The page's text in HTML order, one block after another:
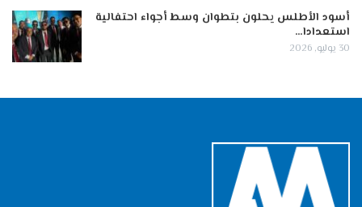
أسود الأطلس يحلون بتطوان وسط أجواء احتفالية
استعدادا…
30 يوليو, 2026